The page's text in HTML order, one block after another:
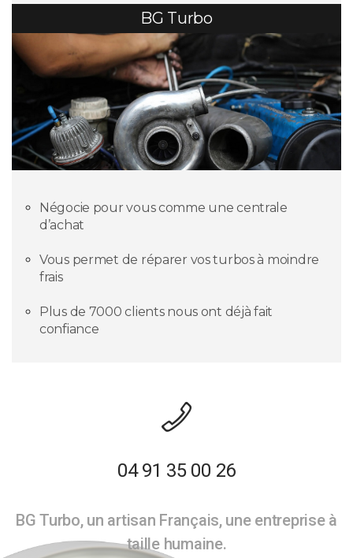
BG Turbo
Négocie pour vous comme une centrale
d’achat
Vous permet de réparer vos turbos à moindre
frais
Plus de 7000 clients nous ont déjà fait
confiance
04 91 35 00 26
BG Turbo, un artisan Français, une entreprise à
taille humaine.